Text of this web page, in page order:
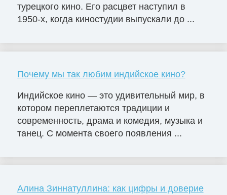
турецкого кино. Его расцвет наступил в
1950-х, когда киностудии выпускали до ...
Почему мы так любим индийское кино?
Индийское кино — это удивительный мир, в
котором переплетаются традиции и
современность, драма и комедия, музыка и
танец. С момента своего появления ...
Алина Зиннатуллина: как цифры и доверие